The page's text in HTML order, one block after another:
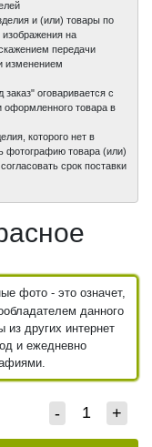
и (или) товары по
изображения на
передачи
изменением
оговаривается с
оформленного товара в
которого нет в
фотографию товара (или)
срок поставки
фото - это означет,
данного
из других интернет
и ежедневно
- +